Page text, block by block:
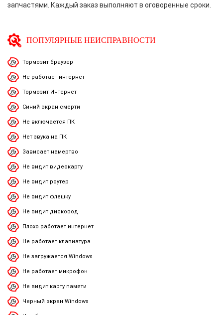
запчастями. Каждый заказ выполняют в оговоренные сроки.
ПОПУЛЯРНЫЕ НЕИСПРАВНОСТИ
Тормозит браузер
Не работает интернет
Тормозит Интернет
Синий экран смерти
Не включается ПК
Нет звука на ПК
Зависает намертво
Не видит видеокарту
Не видит роутер
Не видит флешку
Не видит дисковод
Плохо работает интернет
Не работает клавиатура
Не загружается Windows
Не работает микрофон
Не видит карту памяти
Черный экран Windows